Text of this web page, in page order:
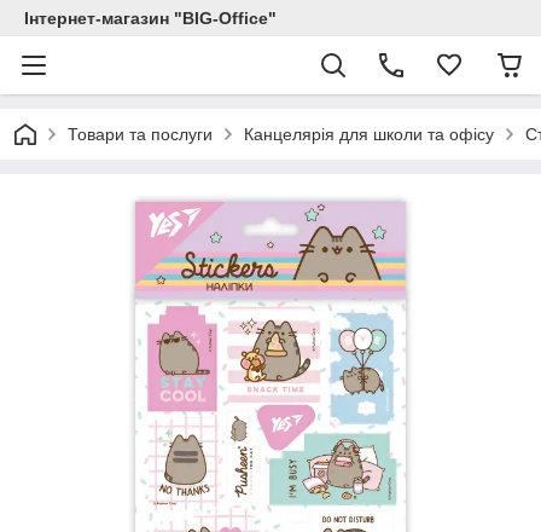
Інтернет-магазин "BIG-Office"
Товари та послуги Канцелярія для школи та офісу